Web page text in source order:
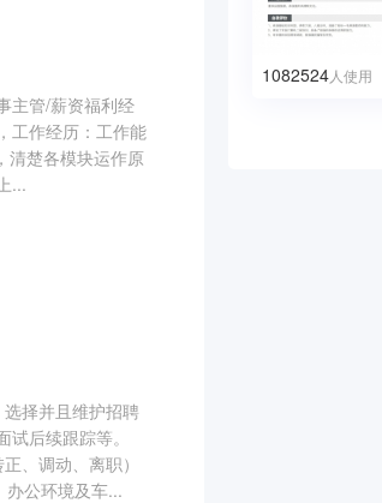
主管/薪资福利经
工作经历：工作能
清楚各模块运作原
...
择并且维护招聘
后续跟踪等。
、调动、离职）
公环境及车...
1082524人使用